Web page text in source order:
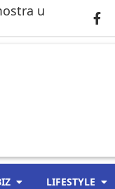
u
LIFESTYLE